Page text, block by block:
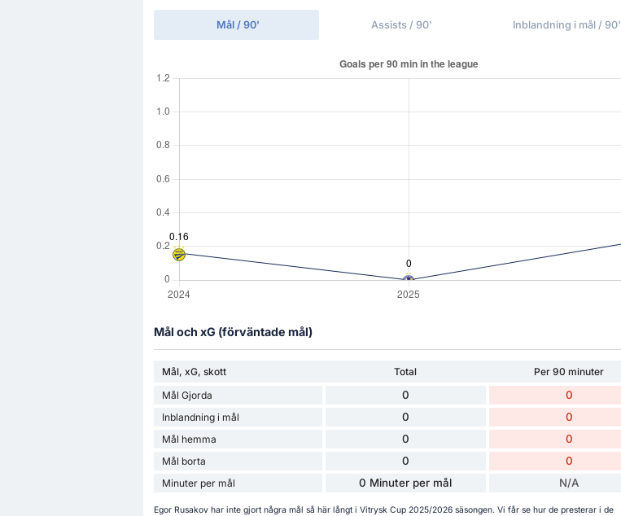
Mål / 90' Assists / 90' Inblandning i mål / 90'
Mål och xG (förväntade mål)
Mål, xG, skott Total
Per 90 minuter
Mål Gjorda
0 0
Inblandning i mål 0 0
Mål hemma 0 0
Mål borta 0 0
Minuter per mål 0 Minuter per mål N/A
Egor Rusakov har inte gjort några mål så här långt i Vitrysk Cup 2025/2026 säsongen. Vi får se hur de presterar i de